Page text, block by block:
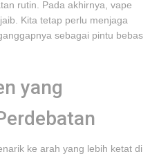
rutin. Pada akhirnya, vape
Kita tetap perlu menjaga
sebagai pintu bebas
yang
ke arah yang lebih ketat di